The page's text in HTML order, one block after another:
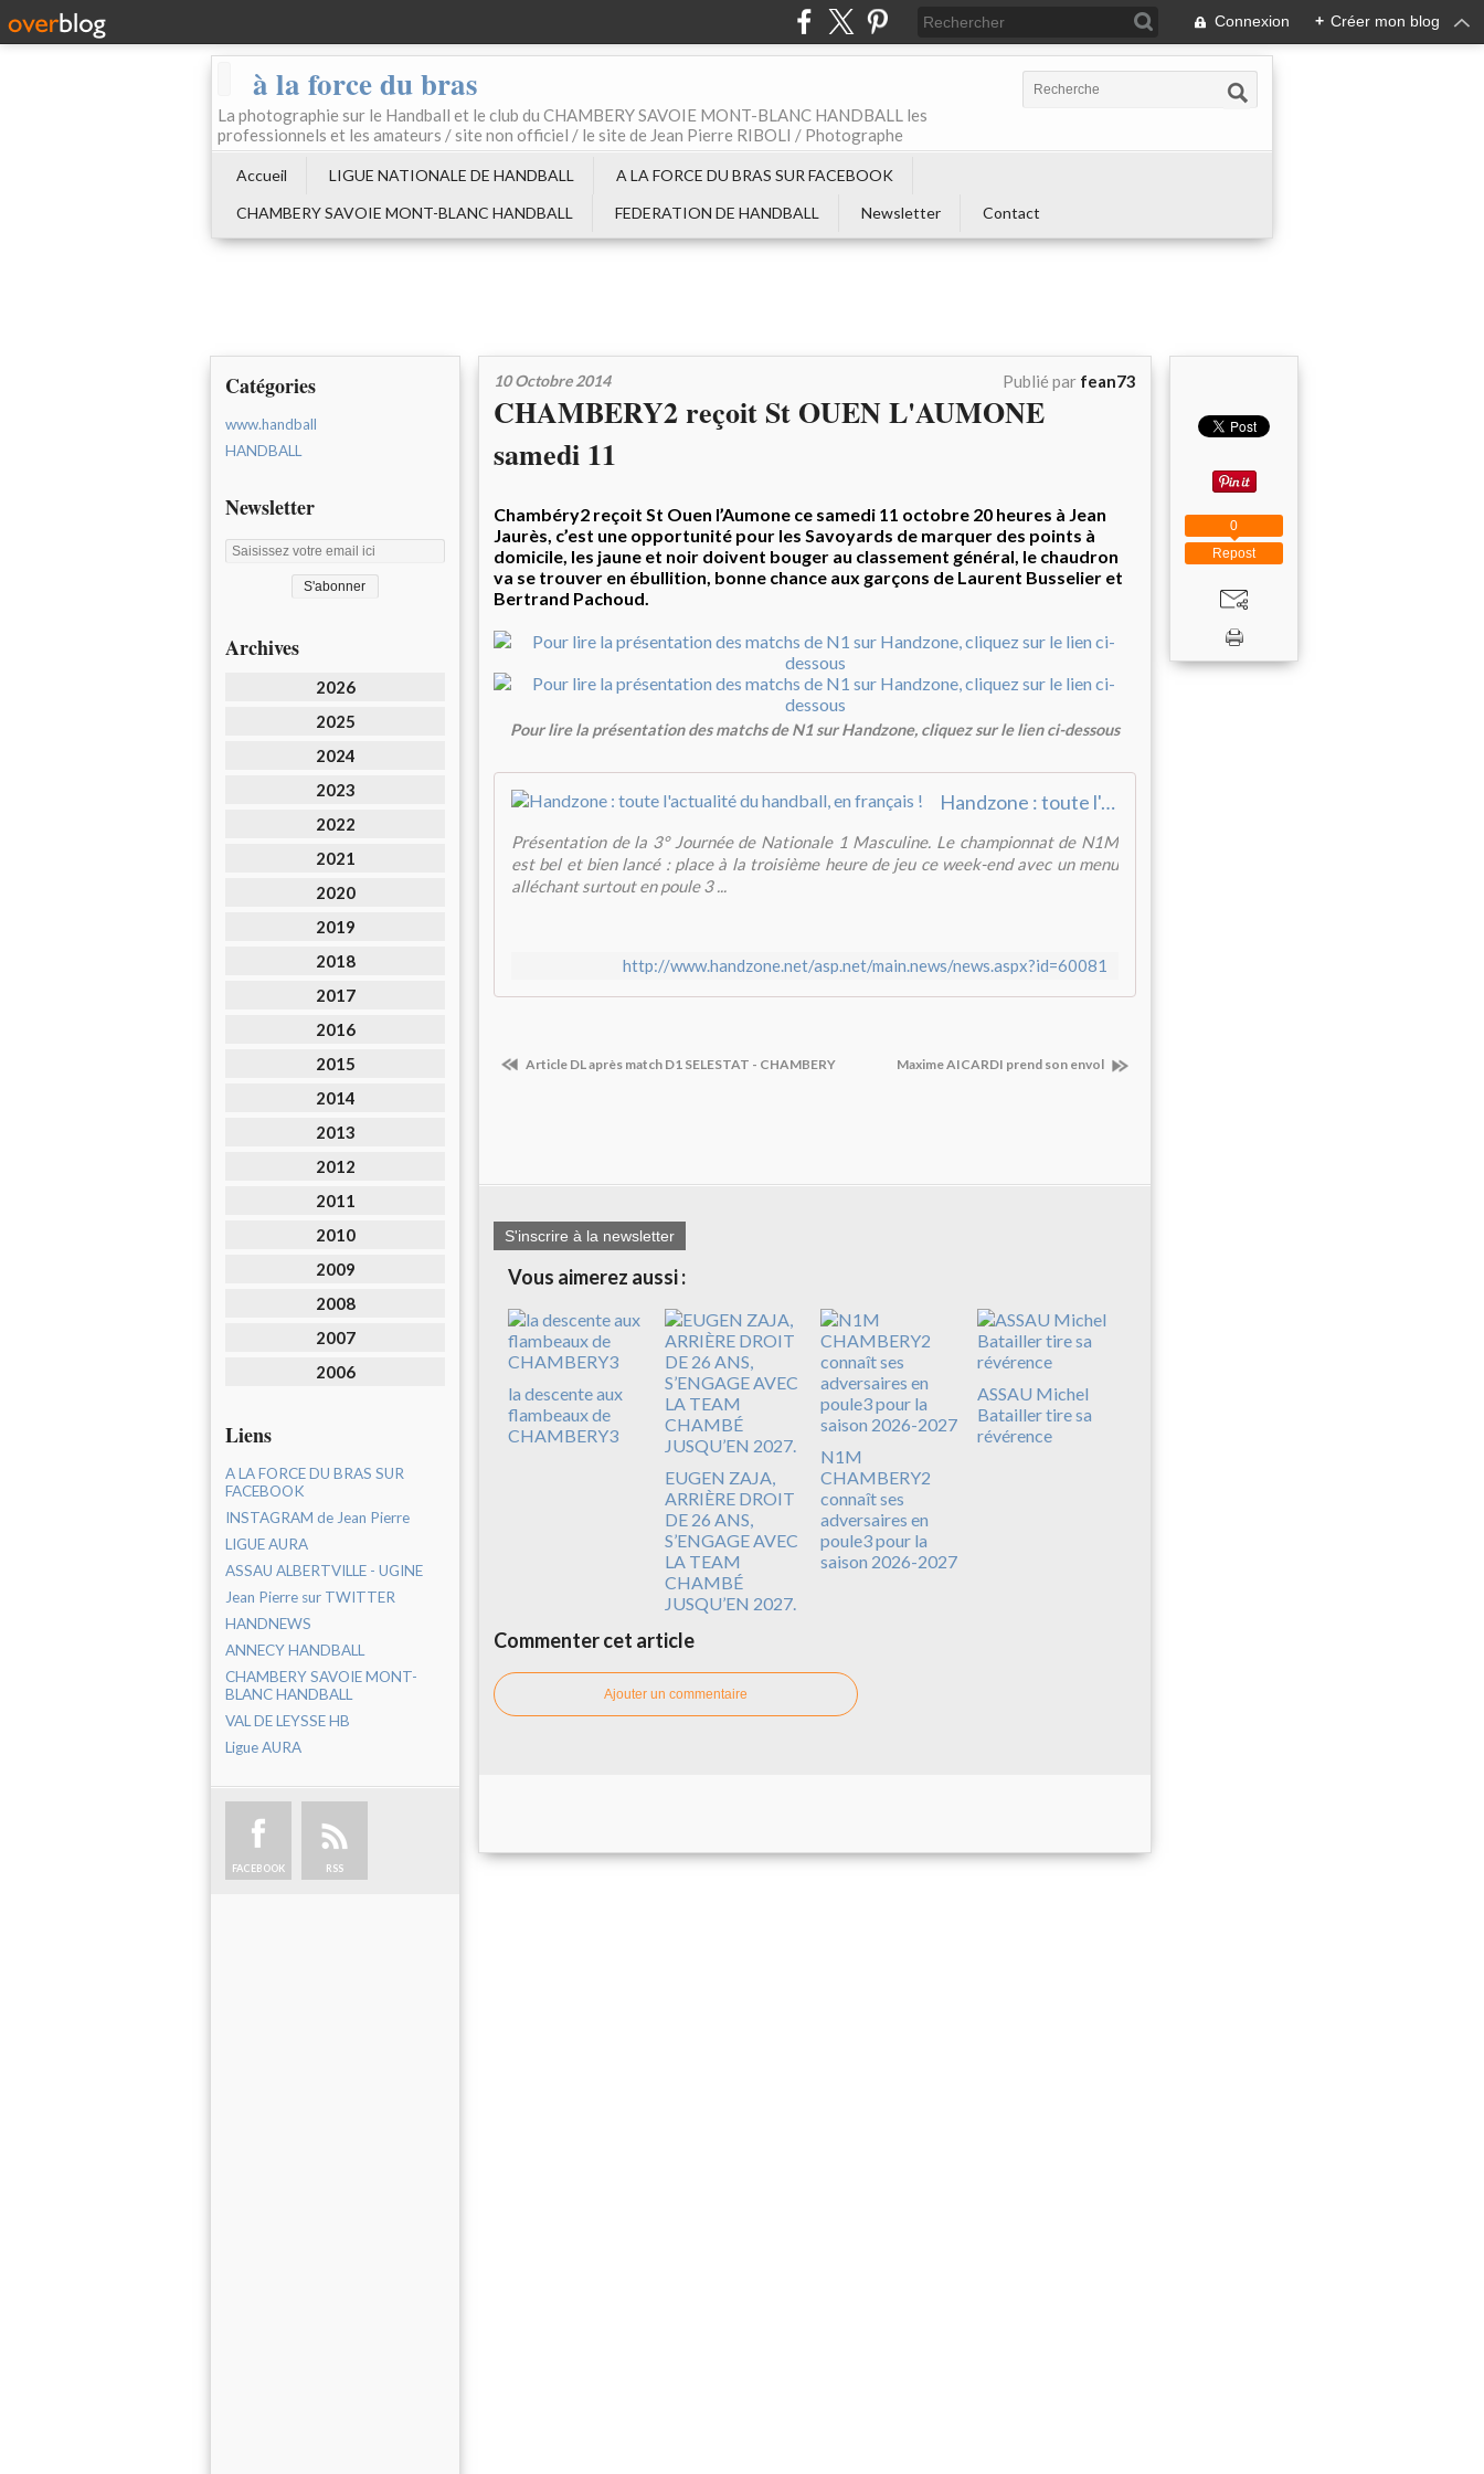
Connexion + Créer mon blog
à la force du bras
La photographie sur le Handball et le club du CHAMBERY SAVOIE MONT-BLANC HANDBALL les
professionnels et les amateurs / site non officiel / le site de Jean Pierre RIBOLI / Photographe
Accueil LIGUE NATIONALE DE HANDBALL
A LA FORCE DU BRAS SUR FACEBOOK
CHAMBERY SAVOIE MONT-BLANC HANDBALL
FEDERATION DE HANDBALL Newsletter Contact
Catégories
www.handball
HANDBALL
Newsletter
Archives
2026
2025
2024
2023
2022
2021
2020
2019
2018
2017
2016
2015
2014
2013
2012
2011
2010
2009
2008
2007
2006
Liens
A LA FORCE DU BRAS SUR
FACEBOOK
INSTAGRAM de Jean Pierre
LIGUE AURA
ASSAU ALBERTVILLE - UGINE
Jean Pierre sur TWITTER
HANDNEWS
ANNECY HANDBALL
CHAMBERY SAVOIE MONT-
BLANC HANDBALL
VAL DE LEYSSE HB
Ligue AURA
FACEBOOK RSS
10 Octobre 2014 Publié par fean73
CHAMBERY2 reçoit St OUEN L'AUMONE
samedi 11
Chambéry2 reçoit St Ouen l’Aumone ce samedi 11 octobre 20 heures à Jean
Jaurès, c’est une opportunité pour les Savoyards de marquer des points à
domicile, les jaune et noir doivent bouger au classement général, le chaudron
va se trouver en ébullition, bonne chance aux garçons de Laurent Busselier et
Bertrand Pachoud.
Pour lire la présentation des matchs de N1 sur Handzone, cliquez sur le lien ci-dessous
Handzone : toute l'actualité du handball, en français !
Présentation de la 3° Journée de Nationale 1 Masculine. Le championnat de N1M
est bel et bien lancé : place à la troisième heure de jeu ce week-end avec un menu
alléchant surtout en poule 3 ...
http://www.handzone.net/asp.net/main.news/news.aspx?id=60081
Article DL après match D1 SELESTAT - CHAMBERY Maxime AICARDI prend son envol
S'inscrire à la newsletter
Vous aimerez aussi :
la descente aux
flambeaux de
CHAMBERY3
EUGEN ZAJA,
ARRIÈRE DROIT
DE 26 ANS,
S’ENGAGE AVEC
LA TEAM
CHAMBÉ
JUSQU’EN 2027.
N1M
CHAMBERY2
connaît ses
adversaires en
poule3 pour la
saison 2026-2027
ASSAU Michel
Batailler tire sa
révérence
Commenter cet article
Ajouter un commentaire
Repost
0